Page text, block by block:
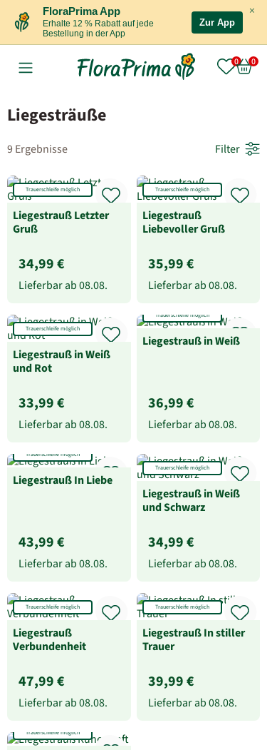
×
FloraPrima App
Erhalte 12 % Rabatt auf jede
Bestellung in der App
Zur App
Liegesträuße
9 Ergebnisse Filter
Trauerschleife möglich
Liegestrauß Letzter
Gruß
34,99 €
Lieferbar ab08.08.
Trauerschleife möglich
Liegestrauß
Liebevoller Gruß
35,99 €
Lieferbar ab08.08.
Trauerschleife möglich
Liegestrauß in Weiß
und Rot
33,99 €
Lieferbar ab08.08.
Trauerschleife möglich
Liegestrauß in Weiß
36,99 €
Lieferbar ab08.08.
Trauerschleife möglich
Liegestrauß In Liebe
43,99 €
Lieferbar ab08.08.
Trauerschleife möglich
Liegestrauß in Weiß
und Schwarz
34,99 €
Lieferbar ab08.08.
Trauerschleife möglich
Liegestrauß
Verbundenheit
47,99 €
Lieferbar ab08.08.
Trauerschleife möglich
Liegestrauß In stiller
Trauer
39,99 €
Lieferbar ab08.08.
Trauerschleife möglich